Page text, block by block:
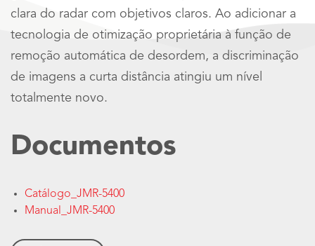
clara do radar com objetivos claros. Ao adicionar a
tecnologia de otimização proprietária à função de
remoção automática de desordem, a discriminação
de imagens a curta distância atingiu um nível
totalmente novo.
Documentos
Catálogo_JMR-5400
Manual_JMR-5400